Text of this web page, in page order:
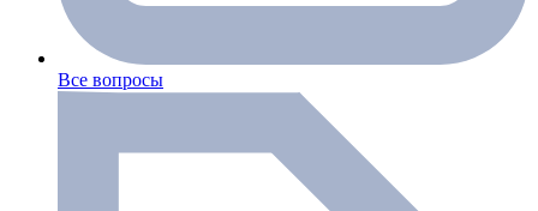
Все вопросы